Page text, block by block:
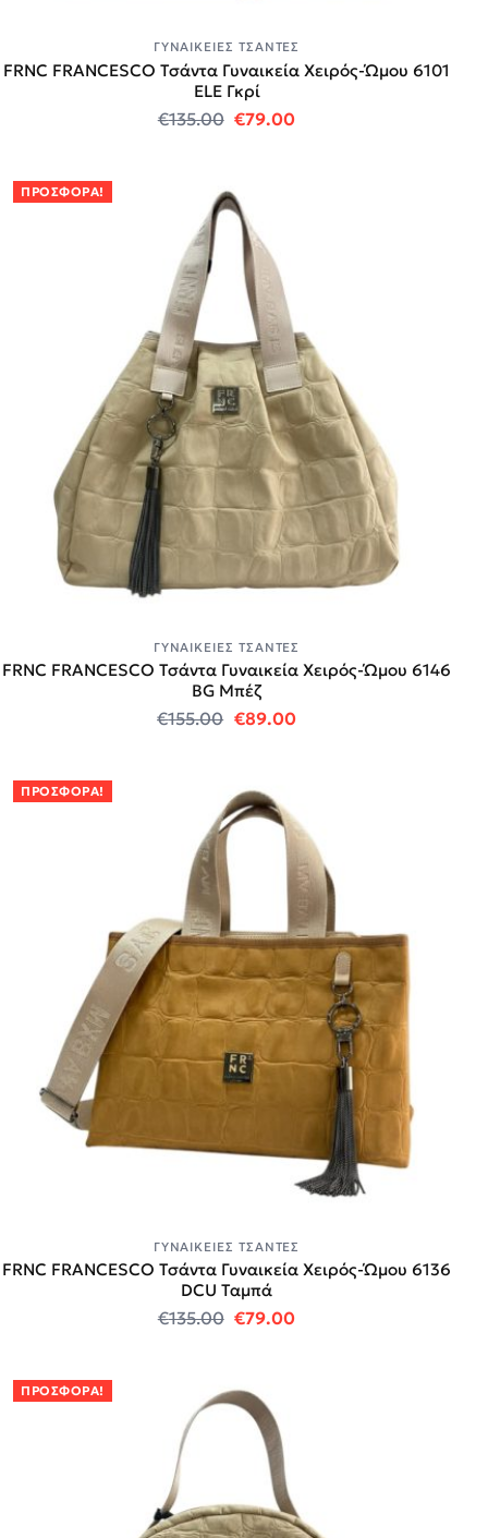
ΓΥΝΑΙΚΕΊΕΣ ΤΣΆΝΤΕΣ
FRNC FRANCESCO Τσάντα Γυναικεία Χειρός-Ώμου 6101
ELE Γκρί
€135.00 Original price was: €135.00.
€79.00Η τρέχουσα τιμή
ΠΡΟΣΦΟΡΆ!
ΓΥΝΑΙΚΕΊΕΣ ΤΣΆΝΤΕΣ
FRNC FRANCESCO Τσάντα Γυναικεία Χειρός-Ώμου 6146
BG Μπέζ
€155.00 Original price was: €155.00.
€89.00Η τρέχουσα τιμή
ΠΡΟΣΦΟΡΆ!
ΓΥΝΑΙΚΕΊΕΣ ΤΣΆΝΤΕΣ
FRNC FRANCESCO Τσάντα Γυναικεία Χειρός-Ώμου 6136
DCU Ταμπά
€135.00 Original price was: €135.00.
€79.00Η τρέχουσα τιμή
ΠΡΟΣΦΟΡΆ!